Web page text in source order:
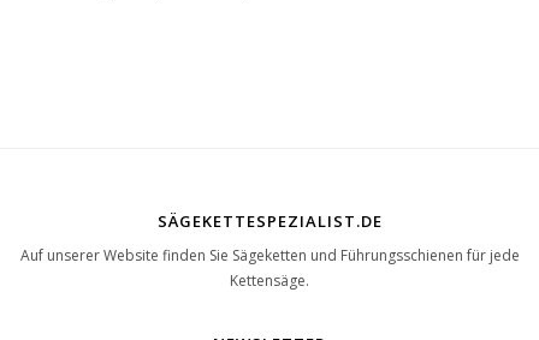
SÄGEKETTESPEZIALIST.DE
Auf unserer Website finden Sie Sägeketten und Führungsschienen für jede
Kettensäge.